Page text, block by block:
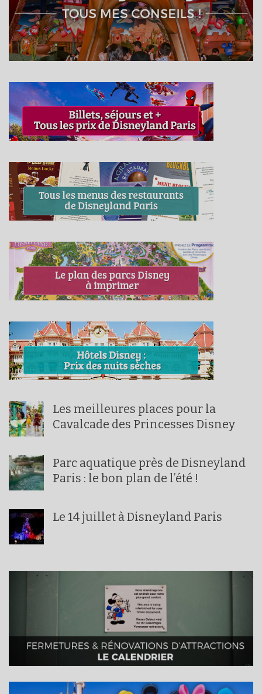
Les meilleures places pour la
Cavalcade des Princesses Disney
Parc aquatique près de Disneyland
Paris : le bon plan de l’été !
Le 14 juillet à Disneyland Paris